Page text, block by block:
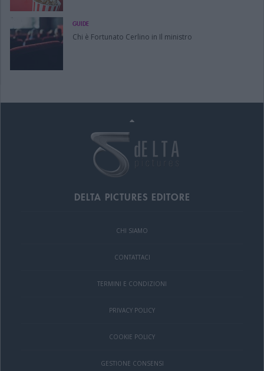
GUIDE
Chi è Fortunato Cerlino in Il ministro
DELTA PICTURES EDITORE
CHI SIAMO
CONTATTACI
TERMINI E CONDIZIONI
PRIVACY POLICY
COOKIE POLICY
GESTIONE CONSENSI